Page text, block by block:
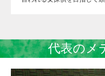
代表のメ